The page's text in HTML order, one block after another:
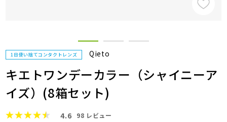
1日使い捨てコンタクトレンズ Qieto
キエトワンデーカラー（シャイニーア
イズ）(8箱セット)
4.6 98 レビュー